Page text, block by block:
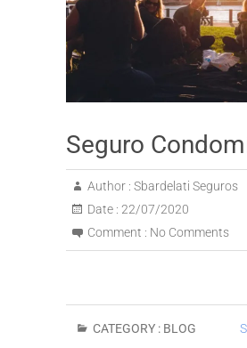
Seguro
Author : Sbardelati Seguros
Date : 22/07/2020
Comment : No Comments
CATEGORY : BLOG